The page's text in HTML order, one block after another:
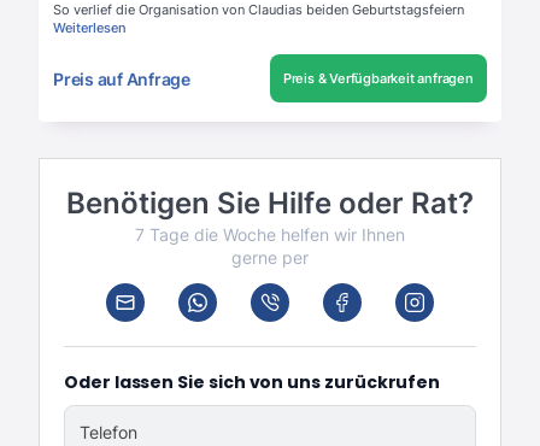
So verlief die Organisation von Claudias beiden Geburtstagsfeiern
Weiterlesen
Preis auf Anfrage Preis & Verfügbarkeit anfragen
Benötigen Sie Hilfe oder Rat?
7 Tage die Woche helfen wir Ihnen
gerne per
Oder lassen Sie sich von uns zurückrufen
Telefon